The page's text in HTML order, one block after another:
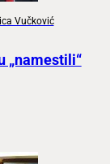
Vučković
„namestili“